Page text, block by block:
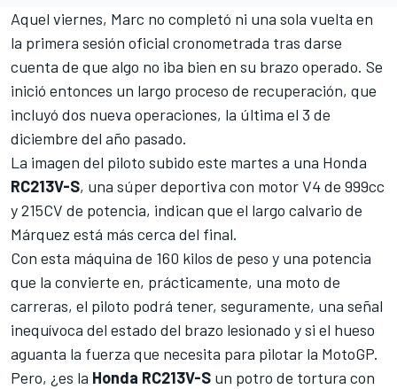
Aquel viernes, Marc no completó ni una sola vuelta en
la primera sesión oficial cronometrada tras darse
cuenta de que algo no iba bien en su brazo operado. Se
inició entonces un largo proceso de recuperación, que
incluyó dos nueva operaciones, la última el 3 de
diciembre del año pasado.
La imagen del piloto subido este martes a una Honda
RC213V-S, una súper deportiva con motor V4 de 999cc
y 215CV de potencia, indican que el largo calvario de
Márquez está más cerca del final.
Con esta máquina de 160 kilos de peso y una potencia
que la convierte en, prácticamente, una moto de
carreras, el piloto podrá tener, seguramente, una señal
inequívoca del estado del brazo lesionado y si el hueso
aguanta la fuerza que necesita para pilotar la MotoGP.
Pero, ¿es la Honda RC213V-S un potro de tortura con